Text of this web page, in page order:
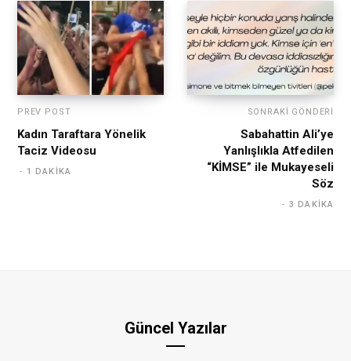
PREV POST
Kadın Taraftara Yönelik
Taciz Videosu
1 DAKIKA
SONRAKI GÖNDERI
Sabahattin Ali’ye
Yanlışlıkla Atfedilen
“KİMSE” ile Mukayeseli
Söz
3 DAKIKA
Güncel Yazılar